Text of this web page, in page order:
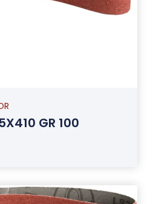
GR 100